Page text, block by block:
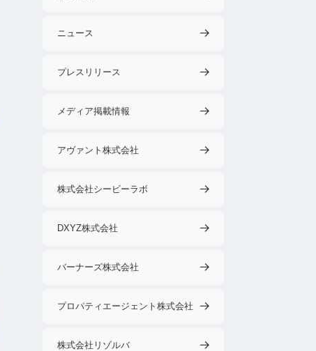
ニュース
プレスリリース
メディア掲載情報
アヴァント株式会社
株式会社シービーラボ
DXYZ株式会社
バーナーズ株式会社
プロパティエージェント株式会社
株式会社リゾルバ